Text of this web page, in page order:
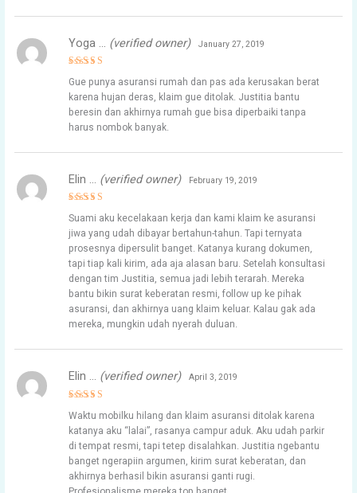
out of 5
Yoga … (verified owner) January 27, 2019
Gue punya asuransi rumah dan pas ada kerusakan berat
karena hujan deras, klaim gue ditolak. Justitia bantu
beresin dan akhirnya rumah gue bisa diperbaiki tanpa
harus nombok banyak.
5
out of 5
Elin … (verified owner) February 19, 2019
Suami aku kecelakaan kerja dan kami klaim ke asuransi
jiwa yang udah dibayar bertahun-tahun. Tapi ternyata
prosesnya dipersulit banget. Katanya kurang dokumen,
tapi tiap kali kirim, ada aja alasan baru. Setelah konsultasi
dengan tim Justitia, semua jadi lebih terarah. Mereka
bantu bikin surat keberatan resmi, follow up ke pihak
asuransi, dan akhirnya uang klaim keluar. Kalau gak ada
mereka, mungkin udah nyerah duluan.
out of 5
Elin … (verified owner) April 3, 2019
Waktu mobilku hilang dan klaim asuransi ditolak karena
katanya aku “lalai”, rasanya campur aduk. Aku udah parkir
di tempat resmi, tapi tetep disalahkan. Justitia ngebantu
banget ngerapiin argumen, kirim surat keberatan, dan
akhirnya berhasil bikin asuransi ganti rugi.